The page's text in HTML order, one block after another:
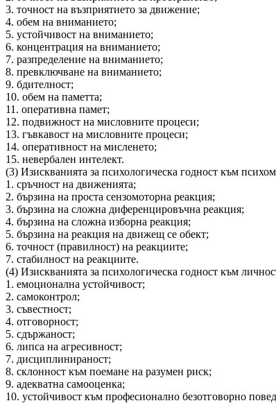
3. точност на възприятието за движение;
4. обем на вниманието;
5. устойчивост на вниманието;
6. концентрация на вниманието;
7. разпределение на вниманието;
8. превключване на вниманието;
9. бдителност;
10. обем на паметта;
11. оперативна памет;
12. подвижност на мисловните процеси;
13. гъвкавост на мисловните процеси;
14. оперативност на мисленето;
15. невербален интелект.
(3) Изискванията за психологическа годност към
1. сръчност на движенията;
2. бързина на проста сензомоторна реакция;
3. бързина на сложна диференцировъчна реакция;
4. бързина на сложна изборна реакция;
5. бързина на реакция на движещ се обект;
6. точност (правилност) на реакциите;
7. стабилност на реакциите.
(4) Изискванията за психологическа годност към
1. емоционална устойчивост;
2. самоконтрол;
3. съвестност;
4. отговорност;
5. сдържаност;
6. липса на агресивност;
7. дисциплинираност;
8. склонност към поемане на разумен риск;
9. адекватна самооценка;
10. устойчивост към професионално безотговорно